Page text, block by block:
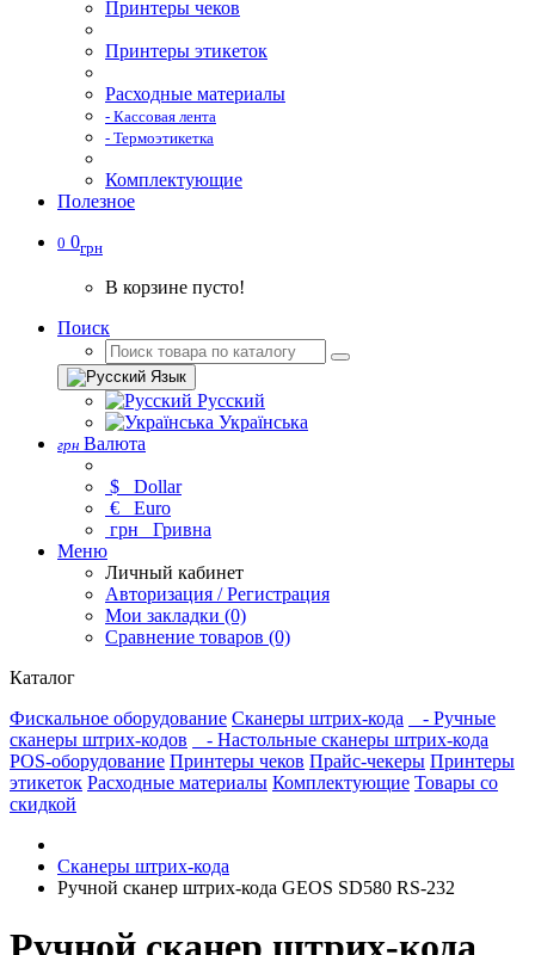
Принтеры чеков
Принтеры этикеток
Расходные материалы
- Кассовая лента
- Термоэтикетка
Комплектующие
Полезное
0 0грн
В корзине пусто!
Поиск
Язык
Русский
Українська
грн Валюта
$ Dollar
€ Euro
грн Гривна
Меню
Личный кабинет
Авторизация / Регистрация
Мои закладки (0)
Сравнение товаров (0)
Каталог
Фискальное оборудование Сканеры штрих-кода
- Ручные
сканеры штрих-кодов
- Настольные сканеры штрих-кода
POS-оборудование Принтеры чеков Прайс-чекеры Принтеры
этикеток Расходные материалы Комплектующие Товары со
скидкой
Сканеры штрих-кода
Ручной сканер штрих-кода GEOS SD580 RS-232
Ручной сканер штрих-кода